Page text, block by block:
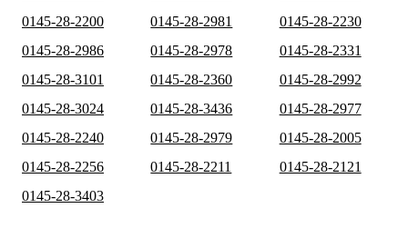
0145-28-2200
0145-28-2981
0145-28-2230
0145-28-2986
0145-28-2978
0145-28-2331
0145-28-3101
0145-28-2360
0145-28-2992
0145-28-3024
0145-28-3436
0145-28-2977
0145-28-2240
0145-28-2979
0145-28-2005
0145-28-2256
0145-28-2211
0145-28-2121
0145-28-3403